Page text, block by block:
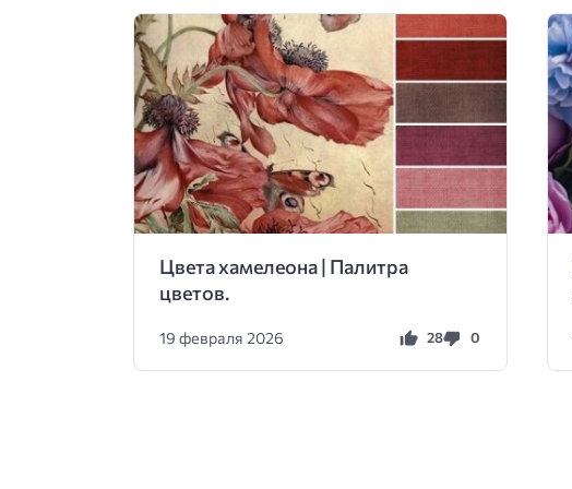
Цвета хамелеона | Палитра
цветов.
19 февраля 2026 28 0